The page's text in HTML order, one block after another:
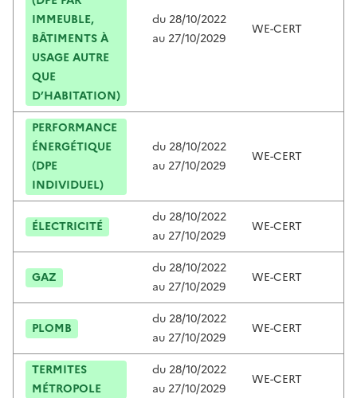
IMMEUBLE,
BÂTIMENTS À
USAGE AUTRE
QUE
D’HABITATION)
du 28/10/2022
au 27/10/2029
WE-CERT
PERFORMANCE
ÉNERGÉTIQUE
(DPE
INDIVIDUEL)
du 28/10/2022
au 27/10/2029
WE-CERT
ÉLECTRICITÉ
du 28/10/2022
au 27/10/2029
WE-CERT
GAZ
du 28/10/2022
au 27/10/2029
WE-CERT
PLOMB
du 28/10/2022
au 27/10/2029
WE-CERT
TERMITES
MÉTROPOLE
du 28/10/2022
au 27/10/2029
WE-CERT